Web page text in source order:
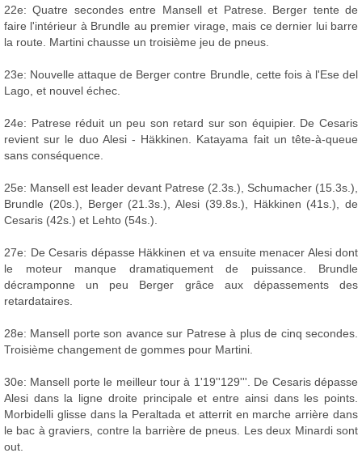
22e: Quatre secondes entre Mansell et Patrese. Berger tente de
faire l'intérieur à Brundle au premier virage, mais ce dernier lui barre
la route. Martini chausse un troisième jeu de pneus.
23e: Nouvelle attaque de Berger contre Brundle, cette fois à l'Ese del
Lago, et nouvel échec.
24e: Patrese réduit un peu son retard sur son équipier. De Cesaris
revient sur le duo Alesi - Häkkinen. Katayama fait un tête-à-queue
sans conséquence.
25e: Mansell est leader devant Patrese (2.3s.), Schumacher (15.3s.),
Brundle (20s.), Berger (21.3s.), Alesi (39.8s.), Häkkinen (41s.), de
Cesaris (42s.) et Lehto (54s.).
27e: De Cesaris dépasse Häkkinen et va ensuite menacer Alesi dont
le moteur manque dramatiquement de puissance. Brundle
décramponne un peu Berger grâce aux dépassements des
retardataires.
28e: Mansell porte son avance sur Patrese à plus de cinq secondes.
Troisième changement de gommes pour Martini.
30e: Mansell porte le meilleur tour à 1'19''129'''. De Cesaris dépasse
Alesi dans la ligne droite principale et entre ainsi dans les points.
Morbidelli glisse dans la Peraltada et atterrit en marche arrière dans
le bac à graviers, contre la barrière de pneus. Les deux Minardi sont
out.